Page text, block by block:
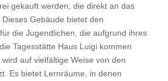
gekauft werden, die direkt an das
Gebäude bietet den
die Jugendlichen, die aufgrund ihres
Tagesstätte Haus Luigi kommen
auf vielfältige Weise von den
Es bietet Lernräume, in denen